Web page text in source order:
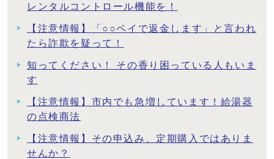
レンタルコントロール機能を！
【注意情報】「○○ペイで返金します」と言われ
たら詐欺を疑って！
知ってください！ その香り困っている人もいま
す
【注意情報】市内でも急増しています！給湯器
の点検商法
【注意情報】その申込み、定期購入ではありま
せんか？